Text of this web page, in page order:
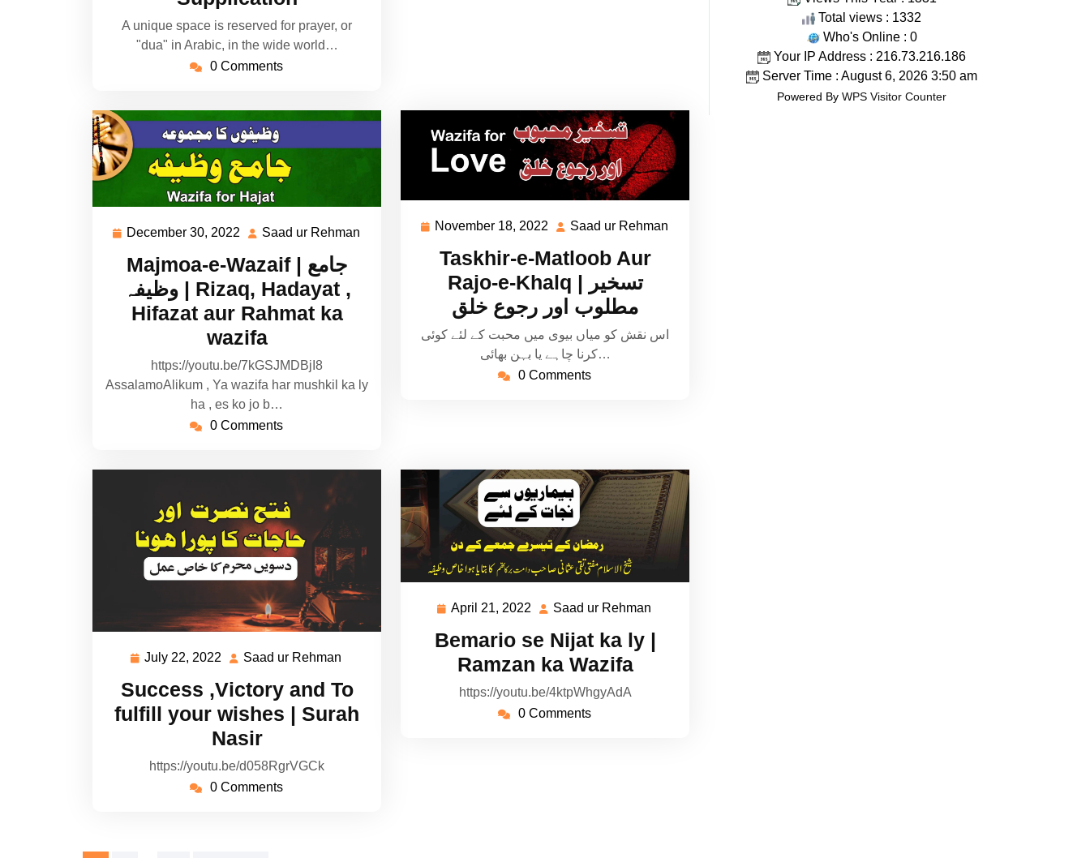
A unique space is reserved for prayer, or
"dua" in Arabic, in the wide world…
0 Comments
December 30, 2022 December
2022
Saad ur Rehman
Majmoa-e-Wazaif | جامع
وظیفہ | Rizaq, Hadayat ,
Hifazat aur Rahmat ka
wazifa
https://youtu.be/7kGSJMDBjI8
AssalamoAlikum , Ya wazifa har mushkil ka ly
ha , es ko jo b…
0 Comments
November 18, 2022 November
2022
Saad ur Rehman
Taskhir-e-Matloob Aur
Rajo-e-Khalq | تسخیر
مطلوب اور رجوع خلق
اس نقش کو میاں بیوی میں محبت کے لئے کوئی
کرنا چاہے یا بہن بھائی…
0 Comments
July 22, 2022
July
2022
Saad ur Rehman
Rehman
Success ,Victory and To
fulfill your wishes | Surah
Nasir
https://youtu.be/d058RgrVGCk
0 Comments
April 21, 2022
April
2022
Saad ur Rehman
Bemario se Nijat ka ly |
Ramzan ka Wazifa
https://youtu.be/4ktpWhgyAdA
0 Comments
Total views : 1332
Who's Online : 0
Your IP Address : 216.73.216.186
Server Time : August 6, 2026 3:50 am
Powered By WPS Visitor Counter